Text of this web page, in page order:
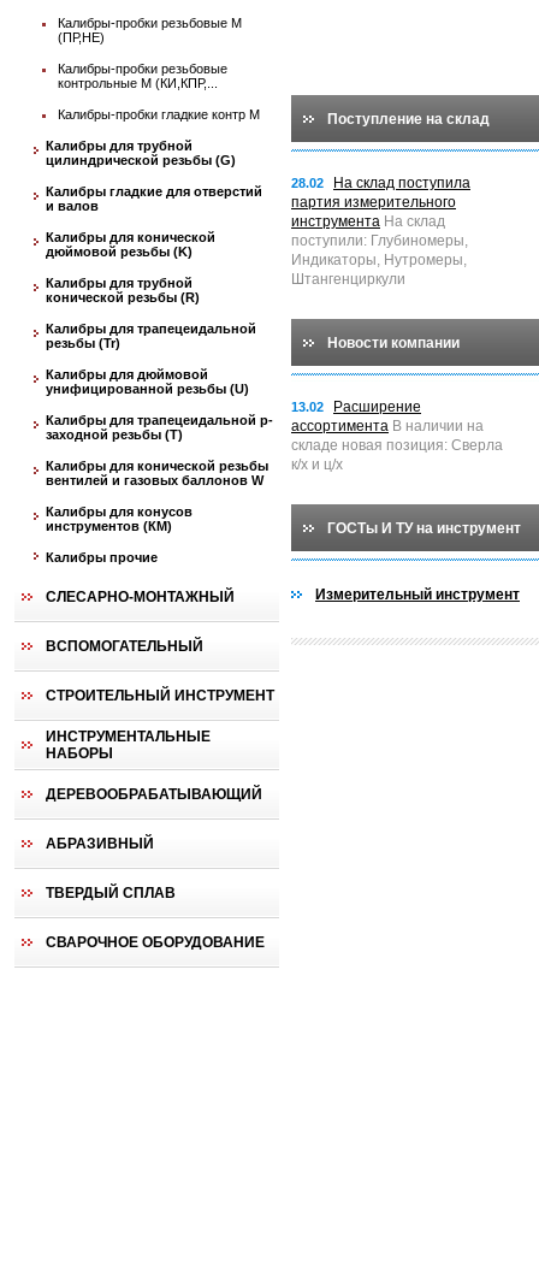
Калибры-пробки резьбовые М
(ПР,НЕ)
Калибры-пробки резьбовые
контрольные М (КИ,КПР,...
Калибры-пробки гладкие контр М
Калибры для трубной
цилиндрической резьбы (G)
Калибры гладкие для отверстий
и валов
Калибры для конической
дюймовой резьбы (K)
Калибры для трубной
конической резьбы (R)
Калибры для трапецеидальной
резьбы (Tr)
Калибры для дюймовой
унифицированной резьбы (U)
Калибры для трапецеидальной p-
заходной резьбы (T)
Калибры для конической резьбы
вентилей и газовых баллонов W
Калибры для конусов
инструментов (КМ)
Калибры прочие
СЛЕСАРНО-МОНТАЖНЫЙ
ВСПОМОГАТЕЛЬНЫЙ
СТРОИТЕЛЬНЫЙ ИНСТРУМЕНТ
ИНСТРУМЕНТАЛЬНЫЕ
НАБОРЫ
ДЕРЕВООБРАБАТЫВАЮЩИЙ
АБРАЗИВНЫЙ
ТВЕРДЫЙ СПЛАВ
СВАРОЧНОЕ ОБОРУДОВАНИЕ
Поступление на склад
28.02
На склад поступила
партия измерительного
инструмента На склад
поступили: Глубиномеры,
Индикаторы, Нутромеры,
Штангенциркули
Новости компании
13.02
Расширение
ассортимента В наличии на
складе новая позиция: Сверла
к/х и ц/х
ГОСТы И ТУ на инструмент
Измерительный инструмент